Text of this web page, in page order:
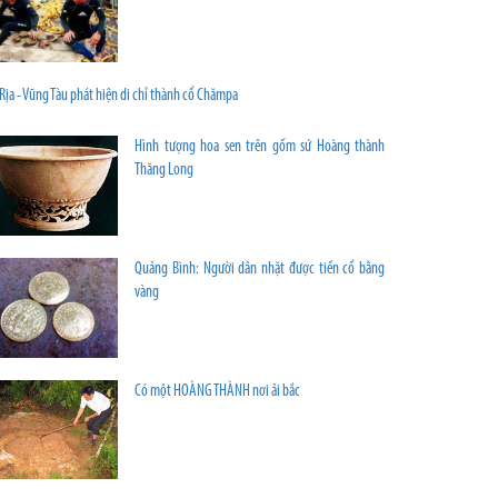
- Vũng Tàu phát hiện di chỉ thành cổ Chămpa
Hình tượng hoa sen trên gốm sứ Hoàng thành
Thăng Long
Quảng Bình: Người dân nhặt được tiền cổ bằng
vàng
Có một HOÀNG THÀNH nơi ải bắc